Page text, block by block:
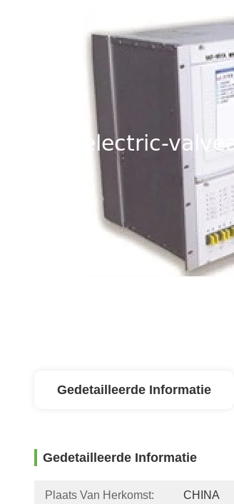
Gedetailleerde Informatie
Gedetailleerde Informatie
Plaats Van Herkomst: CHINA